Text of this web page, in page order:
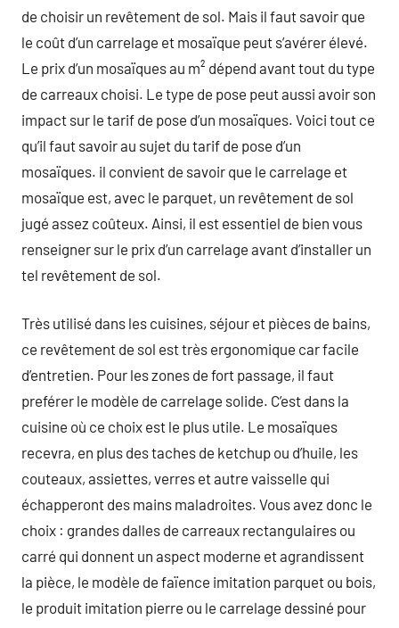
de choisir un revêtement de sol. Mais il faut savoir que
le coût d’un carrelage et mosaïque peut s’avérer élevé.
Le prix d’un mosaïques au m² dépend avant tout du type
de carreaux choisi. Le type de pose peut aussi avoir son
impact sur le tarif de pose d’un mosaïques. Voici tout ce
qu’il faut savoir au sujet du tarif de pose d’un
mosaïques. il convient de savoir que le carrelage et
mosaïque est, avec le parquet, un revêtement de sol
jugé assez coûteux. Ainsi, il est essentiel de bien vous
renseigner sur le prix d’un carrelage avant d’installer un
tel revêtement de sol.
Très utilisé dans les cuisines, séjour et pièces de bains,
ce revêtement de sol est très ergonomique car facile
d’entretien. Pour les zones de fort passage, il faut
preférer le modèle de carrelage solide. C’est dans la
cuisine où ce choix est le plus utile. Le mosaïques
recevra, en plus des taches de ketchup ou d’huile, les
couteaux, assiettes, verres et autre vaisselle qui
échapperont des mains maladroites. Vous avez donc le
choix : grandes dalles de carreaux rectangulaires ou
carré qui donnent un aspect moderne et agrandissent
la pièce, le modèle de faïence imitation parquet ou bois,
le produit imitation pierre ou le carrelage dessiné pour